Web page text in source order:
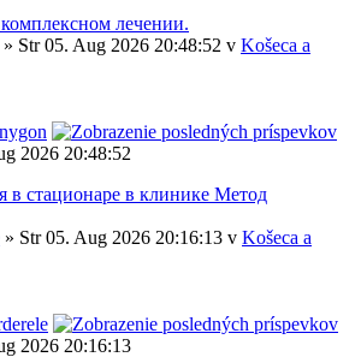
лечении.
» Str 05. Aug 2026 20:48:52 v Košeca a
2026 20:48:52
в стационаре в клинике Метод
» Str 05. Aug 2026 20:16:13 v Košeca a
2026 20:16:13